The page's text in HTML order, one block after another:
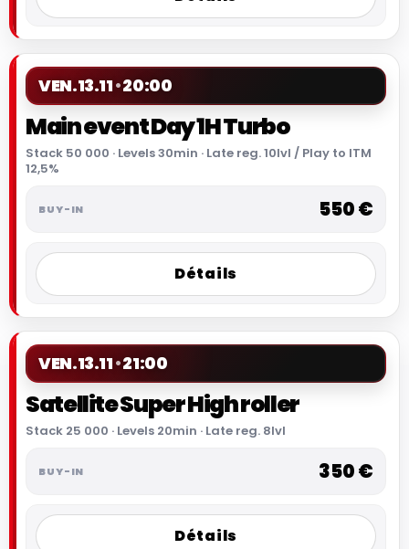
VEN.13.11 20:00
Main event Day 1H Turbo
Stack 50 000 · Levels 30min · Late reg. 10lvl / Play to ITM
12,5%
550 €
Détails
VEN.13.11 21:00
Satellite Super High roller
Stack 25 000 · Levels 20min · Late reg. 8lvl
350 €
Détails